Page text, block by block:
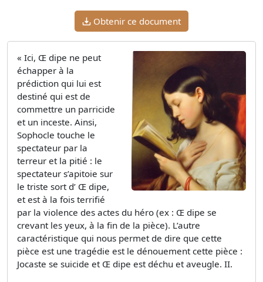
Obtenir ce document
« Ici, Œ dipe ne peut
échapper à la
prédiction qui lui est
destiné qui est de
commettre un parricide
et un inceste. Ainsi,
Sophocle touche le
spectateur par la
terreur et la pitié : le
spectateur s’apitoie sur
le triste sort d’ Œ dipe,
et est à la fois terrifié
par la violence des actes du héro (ex : Œ dipe se
crevant les yeux, à la fin de la pièce). L’autre
caractéristique qui nous permet de dire que cette
pièce est une tragédie est le dénouement cette pièce :
Jocaste se suicide et Œ dipe est déchu et aveugle. II.